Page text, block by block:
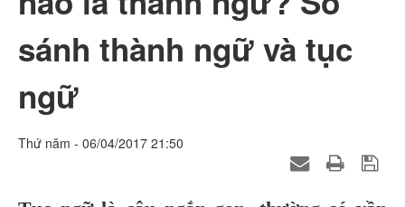
sánh thành ngữ và tục
ngữ
Thứ năm - 06/04/2017 21:50